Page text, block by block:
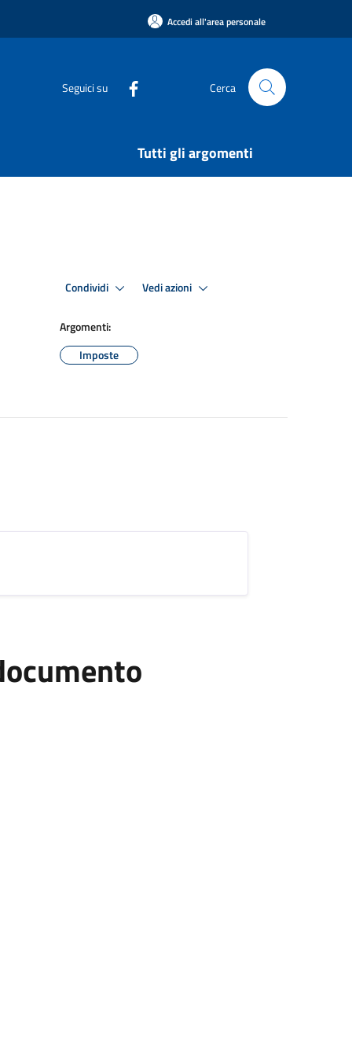
Accedi all'area personale
Seguici su Cerca
Tutti gli argomenti
Condividi Vedi azioni
Argomenti:
Imposte